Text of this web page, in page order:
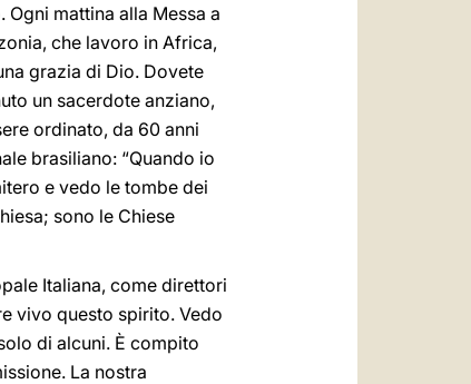
mattina alla Messa a
che lavoro in Africa,
grazia di Dio. Dovete
un sacerdote anziano,
ordinato, da 60 anni
brasiliano: “Quando io
e vedo le tombe dei
sono le Chiese
Italiana, come direttori
vivo questo spirito. Vedo
di alcuni. È compito
La nostra